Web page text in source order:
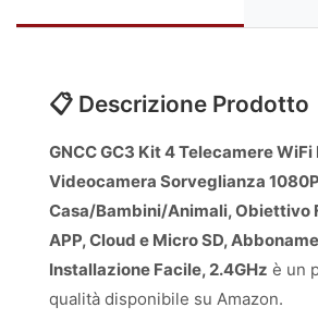
📋 Descrizione Prodotto
GNCC GC3 Kit 4 Telecamere
Videocamera Sorveglianza
Casa/Bambini/Animali, Obiettivo
APP, Cloud e Micro SD,
Installazione Facile, 2.4GHz è un
qualità disponibile su Amazon.